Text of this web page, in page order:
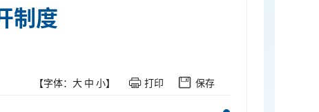
制度
【字体： 大 中 小】 打印 保存